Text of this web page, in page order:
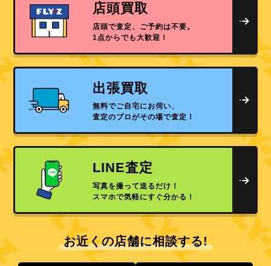
店頭買取
店頭で査定、ご予約は不要。
1点からでも大歓迎！
出張買取
無料でご自宅にお伺い、
査定のプロがその場で査定！
LINE査定
写真を撮って送るだけ！
スマホで気軽にすぐ分かる！
お近くの店舗に相談する!